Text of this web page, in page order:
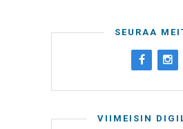
SEURAA
VIIMEISIN